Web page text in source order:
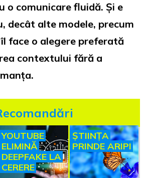
o comunicare fluidă. Și e
decât alte modele, precum
îl face o alegere preferată
contextului fără a
YOUTUBE
ELIMINĂ
DEEPFAKE LA
CERERE
ȘTIINȚA
PRINDE ARIPI